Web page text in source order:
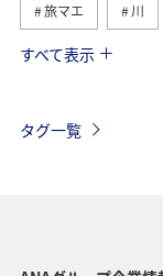
旅マエ 川
秋田県
すべて表示
タグ一覧